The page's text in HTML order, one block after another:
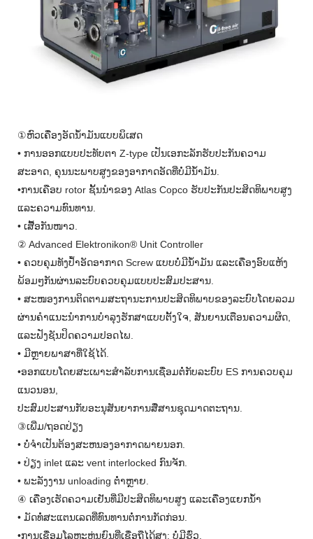
①ຫົວເຄື່ອງອັດນ້ຳມັນແບບພິເສດ
• ການອອກແບບປະທັບຕາ Z-type ເປັນເອກະລັກຮັບປະກັນຄວາມ
ສະອາດ, ຄຸນນະພາບສູງຂອງອາກາດອັດທີ່ບໍ່ມີນ້ໍາມັນ.
•ການເຄືອບ rotor ຊັ້ນນໍາຂອງ Atlas Copco ຮັບປະກັນປະສິດທິພາບສູງ
ແລະຄວາມທົນທານ.
• ເສື້ອກັນໜາວ.
② Advanced Elektronikon® Unit Controller
• ຄວບຄຸມທັງປ້ຳອັດອາກາດ Screw ແບບບໍ່ມີນ້ຳມັນ ແລະເຄື່ອງອົບແຫ້ງ
ພ້ອມໆກັນຜ່ານລະບົບຄວບຄຸມແບບປະສົມປະສານ.
• ສະໜອງການຕິດຕາມສະຖານະການປະສິດທິພາບຂອງລະບົບໂດຍລວມ
ຜ່ານຄຳແນະນຳການບຳລຸງຮັກສາແບບຕັ້ງໃຈ, ສັນຍານເຕືອນຄວາມຜິດ,
ແລະຟັງຊັນປິດຄວາມປອດໄພ.
• ມີຫຼາຍພາສາທີ່ໃຊ້ໄດ້.
•ອອກແບບໂດຍສະເພາະສໍາລັບການເຊື່ອມຕໍ່ກັບລະບົບ ES ການຄວບຄຸມ
ແນວນອນ,
ປະສົມປະສານກັບອະນຸສັນຍາການສື່ສານຊຸດມາດຕະຖານ.
③ເພີ່ມ/ຖອດປ່ຽງ
• ບໍ່ຈໍາເປັນຕ້ອງສະຫນອງອາກາດພາຍນອກ.
• ປ່ຽງ inlet ແລະ vent interlocked ກົນຈັກ.
• ພະລັງງານ unloading ຕໍ່າຫຼາຍ.
④ ເຄື່ອງເຮັດຄວາມເຢັນທີ່ມີປະສິດທິພາບສູງ ແລະເຄື່ອງແຍກນໍ້າ
• ມັດທໍ່ສະແຕນເລດທີ່ທົນທານຕໍ່ການກັດກ່ອນ.
•ການເຊື່ອມໂລຫະຫຸ່ນຍົນທີ່ເຊື່ອຖືໄດ້ສູງ; ບໍ່ມີຮົ່ວ.